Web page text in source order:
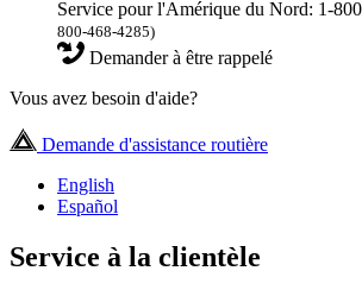
Service pour l'Amérique du Nord: 1-
800-468-4285)
Demander à être rappelé
Vous avez besoin d'aide?
Demande d'assistance routière
English
Español
Service à la clientèle